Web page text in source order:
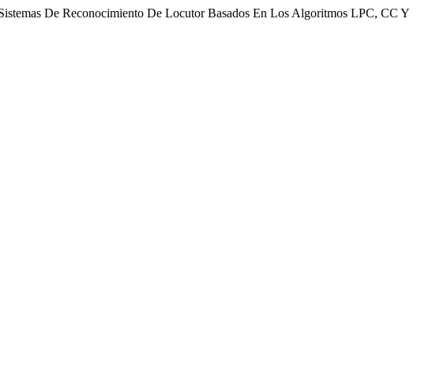
De Reconocimiento De Locutor Basados En Los Algoritmos LPC, CC Y